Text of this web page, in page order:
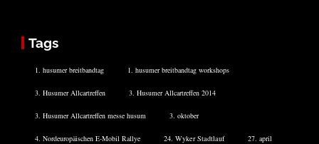
Tags
1. husumer breitbandtag 1. husumer breitbandtag workshops
3. Husumer Allcartreffen 3. Husumer Allcartreffen 2014
3. Husumer Allcartreffen messe husum 3. oktober
4. Nordeuropäischen E-Mobil Rallye 24. Wyker Stadtlauf 27. april